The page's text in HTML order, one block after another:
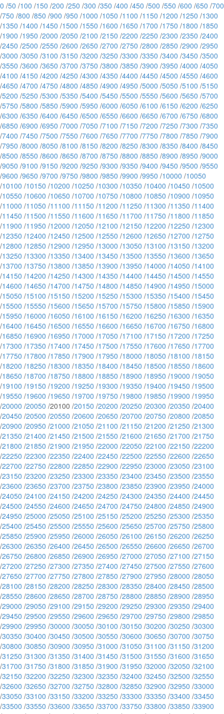
0 /50 /100 /150 /200 /250 /300 /350 /400 /450 /500 /550 /600 /650 /700
/750 /800 /850 /900 /950 /1000 /1050 /1100 /1150 /1200 /1250 /1300
/1350 /1400 /1450 /1500 /1550 /1600 /1650 /1700 /1750 /1800 /1850
/1900 /1950 /2000 /2050 /2100 /2150 /2200 /2250 /2300 /2350 /2400
/2450 /2500 /2550 /2600 /2650 /2700 /2750 /2800 /2850 /2900 /2950
/3000 /3050 /3100 /3150 /3200 /3250 /3300 /3350 /3400 /3450 /3500
/3550 /3600 /3650 /3700 /3750 /3800 /3850 /3900 /3950 /4000 /4050
/4100 /4150 /4200 /4250 /4300 /4350 /4400 /4450 /4500 /4550 /4600
/4650 /4700 /4750 /4800 /4850 /4900 /4950 /5000 /5050 /5100 /5150
/5200 /5250 /5300 /5350 /5400 /5450 /5500 /5550 /5600 /5650 /5700
/5750 /5800 /5850 /5900 /5950 /6000 /6050 /6100 /6150 /6200 /6250
/6300 /6350 /6400 /6450 /6500 /6550 /6600 /6650 /6700 /6750 /6800
/6850 /6900 /6950 /7000 /7050 /7100 /7150 /7200 /7250 /7300 /7350
/7400 /7450 /7500 /7550 /7600 /7650 /7700 /7750 /7800 /7850 /7900
/7950 /8000 /8050 /8100 /8150 /8200 /8250 /8300 /8350 /8400 /8450
/8500 /8550 /8600 /8650 /8700 /8750 /8800 /8850 /8900 /8950 /9000
/9050 /9100 /9150 /9200 /9250 /9300 /9350 /9400 /9450 /9500 /9550
/9600 /9650 /9700 /9750 /9800 /9850 /9900 /9950 /10000 /10050
/10100 /10150 /10200 /10250 /10300 /10350 /10400 /10450 /10500
/10550 /10600 /10650 /10700 /10750 /10800 /10850 /10900 /10950
/11000 /11050 /11100 /11150 /11200 /11250 /11300 /11350 /11400
/11450 /11500 /11550 /11600 /11650 /11700 /11750 /11800 /11850
/11900 /11950 /12000 /12050 /12100 /12150 /12200 /12250 /12300
/12350 /12400 /12450 /12500 /12550 /12600 /12650 /12700 /12750
/12800 /12850 /12900 /12950 /13000 /13050 /13100 /13150 /13200
/13250 /13300 /13350 /13400 /13450 /13500 /13550 /13600 /13650
/13700 /13750 /13800 /13850 /13900 /13950 /14000 /14050 /14100
/14150 /14200 /14250 /14300 /14350 /14400 /14450 /14500 /14550
/14600 /14650 /14700 /14750 /14800 /14850 /14900 /14950 /15000
/15050 /15100 /15150 /15200 /15250 /15300 /15350 /15400 /15450
/15500 /15550 /15600 /15650 /15700 /15750 /15800 /15850 /15900
/15950 /16000 /16050 /16100 /16150 /16200 /16250 /16300 /16350
/16400 /16450 /16500 /16550 /16600 /16650 /16700 /16750 /16800
/16850 /16900 /16950 /17000 /17050 /17100 /17150 /17200 /17250
/17300 /17350 /17400 /17450 /17500 /17550 /17600 /17650 /17700
/17750 /17800 /17850 /17900 /17950 /18000 /18050 /18100 /18150
/18200 /18250 /18300 /18350 /18400 /18450 /18500 /18550 /18600
/18650 /18700 /18750 /18800 /18850 /18900 /18950 /19000 /19050
/19100 /19150 /19200 /19250 /19300 /19350 /19400 /19450 /19500
/19550 /19600 /19650 /19700 /19750 /19800 /19850 /19900 /19950
/20000 /20050 /20100 /20150 /20200 /20250 /20300 /20350 /20400
/20450 /20500 /20550 /20600 /20650 /20700 /20750 /20800 /20850
/20900 /20950 /21000 /21050 /21100 /21150 /21200 /21250 /21300
/21350 /21400 /21450 /21500 /21550 /21600 /21650 /21700 /21750
/21800 /21850 /21900 /21950 /22000 /22050 /22100 /22150 /22200
/22250 /22300 /22350 /22400 /22450 /22500 /22550 /22600 /22650
/22700 /22750 /22800 /22850 /22900 /22950 /23000 /23050 /23100
/23150 /23200 /23250 /23300 /23350 /23400 /23450 /23500 /23550
/23600 /23650 /23700 /23750 /23800 /23850 /23900 /23950 /24000
/24050 /24100 /24150 /24200 /24250 /24300 /24350 /24400 /24450
/24500 /24550 /24600 /24650 /24700 /24750 /24800 /24850 /24900
/24950 /25000 /25050 /25100 /25150 /25200 /25250 /25300 /25350
/25400 /25450 /25500 /25550 /25600 /25650 /25700 /25750 /25800
/25850 /25900 /25950 /26000 /26050 /26100 /26150 /26200 /26250
/26300 /26350 /26400 /26450 /26500 /26550 /26600 /26650 /26700
/26750 /26800 /26850 /26900 /26950 /27000 /27050 /27100 /27150
/27200 /27250 /27300 /27350 /27400 /27450 /27500 /27550 /27600
/27650 /27700 /27750 /27800 /27850 /27900 /27950 /28000 /28050
/28100 /28150 /28200 /28250 /28300 /28350 /28400 /28450 /28500
/28550 /28600 /28650 /28700 /28750 /28800 /28850 /28900 /28950
/29000 /29050 /29100 /29150 /29200 /29250 /29300 /29350 /29400
/29450 /29500 /29550 /29600 /29650 /29700 /29750 /29800 /29850
/29900 /29950 /30000 /30050 /30100 /30150 /30200 /30250 /30300
/30350 /30400 /30450 /30500 /30550 /30600 /30650 /30700 /30750
/30800 /30850 /30900 /30950 /31000 /31050 /31100 /31150 /31200
/31250 /31300 /31350 /31400 /31450 /31500 /31550 /31600 /31650
/31700 /31750 /31800 /31850 /31900 /31950 /32000 /32050 /32100
/32150 /32200 /32250 /32300 /32350 /32400 /32450 /32500 /32550
/32600 /32650 /32700 /32750 /32800 /32850 /32900 /32950 /33000
/33050 /33100 /33150 /33200 /33250 /33300 /33350 /33400 /33450
/33500 /33550 /33600 /33650 /33700 /33750 /33800 /33850 /33900